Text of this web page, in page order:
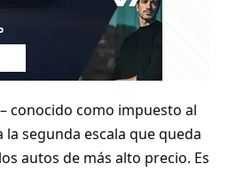
conocido como impuesto al
la segunda escala que queda
autos de más alto precio. Es